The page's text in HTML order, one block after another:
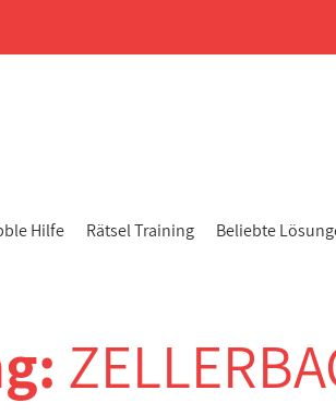
Hilfe Rätsel Training Beliebte